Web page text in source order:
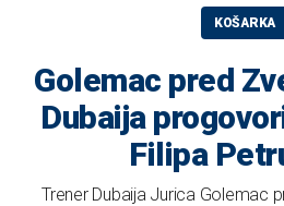
KOŠARKA
Golemac pred
Dubaija
Filipa
Trener Dubaija Jurica Golemac